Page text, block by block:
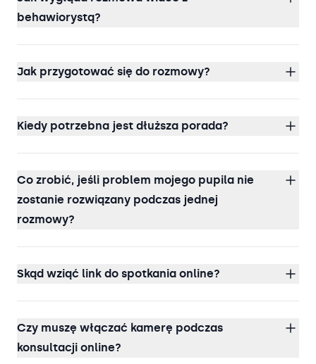
behawiorystą?
Jak przygotować się do rozmowy?
Kiedy potrzebna jest dłuższa porada?
Co zrobić, jeśli problem mojego pupila nie
zostanie rozwiązany podczas jednej
rozmowy?
Skąd wziąć link do spotkania online?
Czy muszę włączać kamerę podczas
konsultacji online?